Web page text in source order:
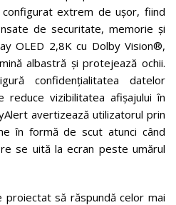
extrem de ușor, fiind
de securitate, memorie și
OLED 2,8K cu Dolby Vision®,
albastră și protejează ochii.
confidențialitatea datelor
reduce vizibilitatea afișajului în
avertizează utilizatorul prin
în formă de scut atunci când
se uită la ecran peste umărul
să răspundă celor mai